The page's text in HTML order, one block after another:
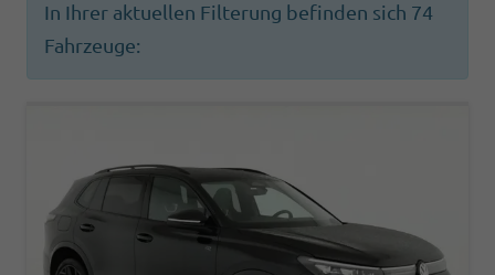
In Ihrer aktuellen Filterung befinden sich 74
Fahrzeuge: